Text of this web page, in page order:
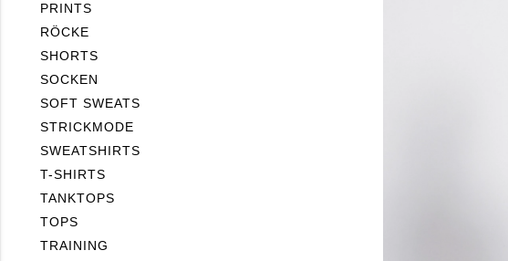
PRINTS
RÖCKE
SHORTS
SOCKEN
SOFT SWEATS
STRICKMODE
SWEATSHIRTS
T-SHIRTS
TANKTOPS
TOPS
TRAINING